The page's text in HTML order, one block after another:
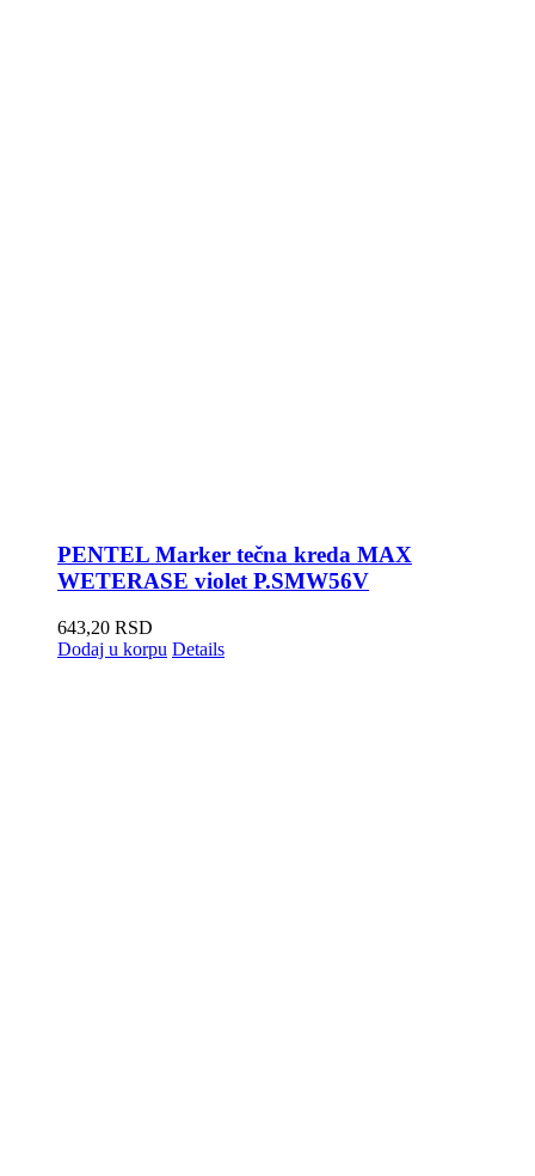
PENTEL Marker tečna kreda MAX
WETERASE violet P.SMW56V
643,20 RSD
Dodaj u korpu Details